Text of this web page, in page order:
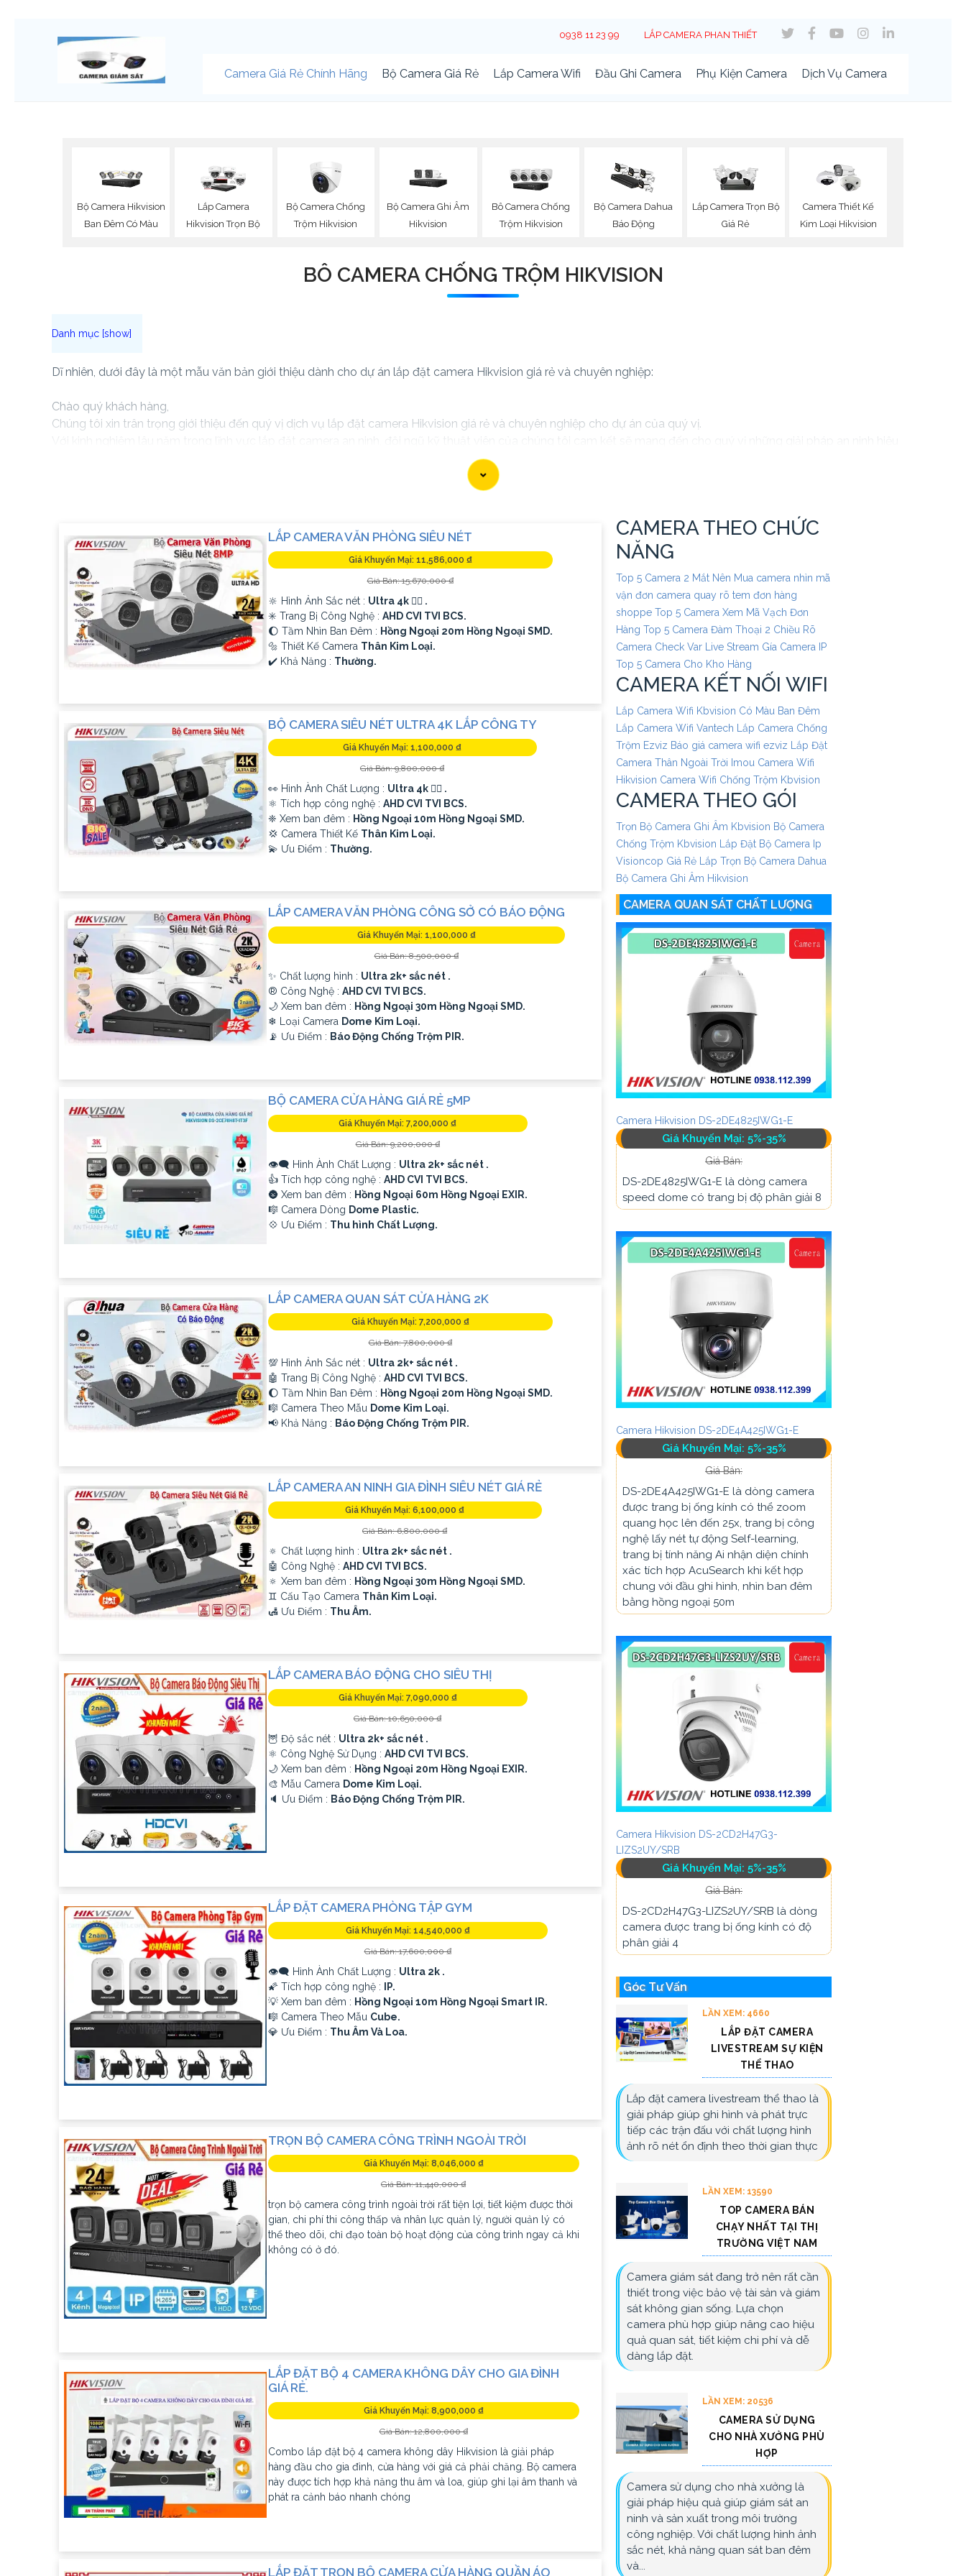
0938 11 23 99 LẮP CAMERA PHAN THIẾT
Camera Giá Rẻ Chính Hãng Bộ Camera Giá Rẻ Lắp Camera Wifi Đầu Ghi Camera Phụ Kiện Camera Dịch Vụ Camera
Bộ Camera Hikvision
Ban Đêm Có Màu
Lắp Camera
Hikvision Trọn Bộ
Bộ Camera Chống
Trộm Hikvision
Bộ Camera Ghi Âm
Hikvision
Bô Camera Chống
Trộm Hikvision
Bộ Camera Dahua
Báo Động
Lắp Camera Trọn Bộ
Giá Rẻ
Camera Thiết Kế
Kim Loại Hikvision
BÔ CAMERA CHỐNG TRỘM HIKVISION
Dĩ nhiên, dưới đây là một mẫu văn bản giới thiệu dành cho dự án lắp đặt camera Hikvision giá rẻ và chuyên nghiệp:
Chào quý khách hàng,
Chúng tôi xin trân trọng giới thiệu đến quý vị dịch vụ lắp đặt camera Hikvision giá rẻ và chuyên nghiệp cho dự án của quý vị.
Camera của Hikvision được biết đến là một trong những thương hiệu hàng đầu thế giới về giải pháp an ninh video. Với các tính năng và công nghệ tiên tiến, camera
chất lượng hình ảnh sắc nét mà còn đem đến sự tin cậy và an toàn cho dự án của quý vị.
LẮP CAMERA VĂN PHÒNG SIÊU NÉT
Giá Khuyến Mại: 11,586,000 ₫
Giá Bán: 15,670,000 ₫
🔆 Hình Ảnh Sắc nét : Ultra 4k 👍🏾 .
✳️ Trang Bị Công Nghệ : AHD CVI TVI BCS.
🌔 Tầm Nhìn Ban Đêm : Hồng Ngoại 20m Hồng Ngoại SMD.
🔩 Thiết Kế Camera Thân Kim Loại.
️✔️ Khả Năng : Thường.
BỘ CAMERA SIÊU NÉT ULTRA 4K LẮP CÔNG TY
Giá Khuyến Mại: 1,100,000 ₫
Giá Bán: 9,800,000 ₫
️
👀 Hình Ành Chất Lượng : Ultra 4k 👍🏾 .
⚛️ Tích hợp công nghệ : AHD CVI TVI BCS.
❈ Xem ban đêm : Hồng Ngoại 10m Hồng Ngoại SMD.
💢 Camera Thiết Kế Thân Kim Loại.
️💫 Ưu Điểm : Thường.
LẮP CAMERA VĂN PHÒNG CÔNG SỞ CÓ BÁO ĐỘNG
Giá Khuyến Mại: 1,100,000 ₫
Giá Bán: 8,500,000 ₫
✨ Chất lượng hình : Ultra 2k+ sắc nét .
®️ Công Nghệ : AHD CVI TVI BCS.
🌙 Xem ban đêm : Hồng Ngoại 30m Hồng Ngoại SMD.
❄ Loại Camera Dome Kim Loại.
️📡 Ưu Điểm : Báo Động Chống Trộm PIR.
BỘ CAMERA CỬA HÀNG GIÁ RẺ 5MP
Giá Khuyến Mại: 7,200,000 ₫
Giá Bán: 9,200,000 ₫
👁️‍🗨 Hình Ành Chất Lượng : Ultra 2k+ sắc nét .
👍 Tích hợp công nghệ : AHD CVI TVI BCS.
🌚 Xem ban đêm : Hồng Ngoại 60m Hồng Ngoại EXIR.
🎼️ Camera Dòng Dome Plastic.
️💠 Ưu Điểm : Thu hình Chất Lượng.
LẮP CAMERA QUAN SÁT CỬA HÀNG 2K
Giá Khuyến Mại: 7,200,000 ₫
Giá Bán: 7,800,000 ₫
💯 Hình Ảnh Sắc nét : Ultra 2k+ sắc nét .
🤖️ Trang Bị Công Nghệ : AHD CVI TVI BCS.
🌔 Tầm Nhìn Ban Đêm : Hồng Ngoại 20m Hồng Ngoại SMD.
🎼️ Camera Theo Mẫu Dome Kim Loại.
️📢 Khả Năng : Báo Động Chống Trộm PIR.
LẮP CAMERA AN NINH GIA ĐÌNH SIÊU NÉT GIÁ RẺ
Giá Khuyến Mại: 6,100,000 ₫
Giá Bán: 6,800,000 ₫
🔅 Chất lượng hình : Ultra 2k+ sắc nét .
🤖️ Công Nghệ : AHD CVI TVI BCS.
🔅 Xem ban đêm : Hồng Ngoại 30m Hồng Ngoại SMD.
♊ Cấu Tạo Camera Thân Kim Loại.
️🛃 Ưu Điểm : Thu Âm.
LẮP CAMERA BÁO ĐỘNG CHO SIÊU THỊ
Giá Khuyến Mại: 7,090,000 ₫
Giá Bán: 10,650,000 ₫
🦉 Độ sắc nét : Ultra 2k+ sắc nét .
⚛️ Công Nghệ Sử Dụng : AHD CVI TVI BCS.
🌙 Xem ban đêm : Hồng Ngoại 20m Hồng Ngoại EXIR.
🎨 Mẫu Camera Dome Kim Loại.
️🔈 Ưu Điểm : Báo Động Chống Trộm PIR.
LẮP ĐẶT CAMERA PHÒNG TẬP GYM
Giá Khuyến Mại: 14,540,000 ₫
Giá Bán: 17,600,000 ₫
👁️‍🗨 Hình Ành Chất Lượng : Ultra 2k .
🌠 Tích hợp công nghệ :
IP.
💡 Xem ban đêm : Hồng Ngoại 10m Hồng Ngoại Smart IR.
🎼️ Camera Theo Mẫu Cube.
️💎 Ưu Điểm : Thu Âm Và Loa.
TRỌN BỘ CAMERA CÔNG TRÌNH NGOÀI TRỜI
Giá Khuyến Mại: 8,046,000 ₫
Giá Bán: 11,440,000 ₫
trọn bộ camera công trình ngoài trời rất tiện lợi, tiết kiệm được thời
gian, chi phí thi công thấp và nhân lực quản lý, người quản lý có
thể theo dõi, chỉ đạo toàn bộ hoạt động của công trình ngay cả khi
không có ở đó.
LẮP ĐẶT BỘ 4 CAMERA KHÔNG DÂY CHO GIA ĐÌNH
GIÁ RẺ.
Giá Khuyến Mại: 8,900,000 ₫
Giá Bán: 12,800,000 ₫
Combo lắp đặt bộ 4 camera không dây Hikvision là giải pháp
hàng đầu cho gia đình, cửa hàng với giá cả phải chăng. Bộ camera
này được tích hợp khả năng thu âm và loa, giúp ghi lại âm thanh và
phát ra cảnh báo nhanh chóng
LẮP ĐẶT TRỌN BỘ CAMERA CỬA HÀNG QUẦN ÁO
CAMERA THEO CHỨC
NĂNG
Top 5 Camera 2 Mắt Nên Mua camera nhìn mã
vận đơn camera quay rõ tem đơn hàng
shoppe Top 5 Camera Xem Mã Vạch Đơn
Hàng Top 5 Camera Đàm Thoại 2 Chiều Rõ
Camera Check Var Live Stream Gía Camera IP
Top 5 Camera Cho Kho Hàng
CAMERA KẾT NỐI WIFI
Lắp Camera Wifi Kbvision Có Màu Ban Đêm
Lắp Camera Wifi Vantech
Lắp Camera Chống
Trộm Ezviz Báo giá camera wifi ezviz
Lắp Đặt
Camera Thân Ngoài Trời Imou Camera Wifi
Hikvision Camera Wifi Chống Trộm Kbvision
CAMERA THEO GÓI
Trọn Bộ Camera Ghi Âm Kbvision Bộ Camera
Chống Trộm Kbvision
Lắp Đặt Bộ Camera Ip
Visioncop Giá Rẻ
Lắp Trọn Bộ Camera Dahua
Bộ Camera Ghi Âm Hikvision
CAMERA QUAN SÁT CHẤT LƯỢNG
Camera Hikvision DS-2DE4825IWG1-E
Giá Khuyến Mại: 5%-35%
Giá Bán:
DS-2DE4825IWG1-E là dòng camera
speed dome có trang bị độ phân giải 8
Camera Hikvision DS-2DE4A425IWG1-E
Giá Khuyến Mại: 5%-35%
Giá Bán:
DS-2DE4A425IWG1-E là dòng camera
được trang bị ống kính có thể zoom
quang học lên đến 25x, trang bị công
nghệ lấy nét tự động Self-learning,
trang bị tính năng Ai nhận diện chính
xác tích hợp AcuSearch khi kết hợp
chung với đầu ghi hình, nhìn ban đêm
bằng hồng ngoại 50m
Camera Hikvision DS-2CD2H47G3-
LIZS2UY/SRB
Giá Khuyến Mại: 5%-35%
Giá Bán:
DS-2CD2H47G3-LIZS2UY/SRB là dòng
camera được trang bị ống kính có độ
phân giải 4
Góc Tư Vấn
LẦN XEM: 4660
LẮP ĐẶT CAMERA
LIVESTREAM SỰ KIỆN
THỂ THAO
Lắp đặt camera livestream thể thao là
giải pháp giúp ghi hình và phát trực
tiếp các trận đấu với chất lượng hình
ảnh rõ nét ổn định theo thời gian thực
LẦN XEM: 13590
TOP CAMERA BÁN
CHẠY NHẤT TẠI THỊ
TRƯỜNG VIỆT NAM
Camera giám sát đang trở nên rất cần
thiết trong việc bảo vệ tài sản và giám
sát không gian sống. Lựa chọn
camera phù hợp giúp nâng cao hiệu
quả quan sát, tiết kiệm chi phí và dễ
dàng lắp đặt.
LẦN XEM: 20536
CAMERA SỬ DỤNG
CHO NHÀ XƯỞNG PHÙ
HỢP
Camera sử dụng cho nhà xưởng là
giải pháp hiệu quả giúp giám sát an
ninh và sản xuất trong môi trường
công nghiệp. Với chất lượng hình ảnh
sắc nét, khả năng quan sát ban đêm
và...